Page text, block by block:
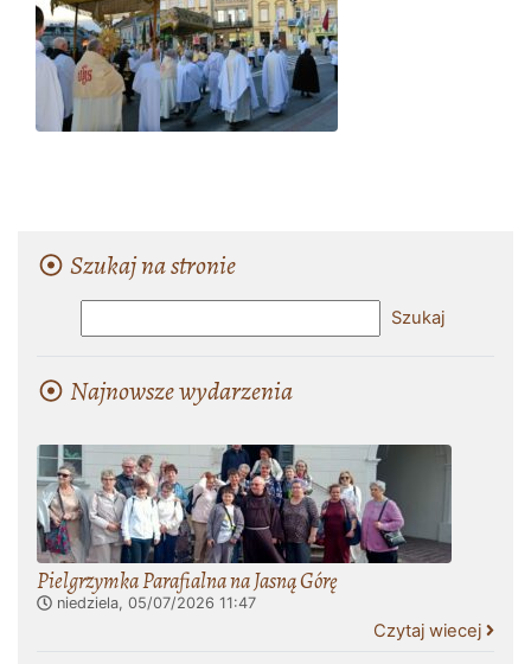
Szukaj na stronie
Najnowsze wydarzenia
Pielgrzymka Parafialna na Jasną Górę
niedziela, 05/07/2026 11:47
Czytaj wiecej